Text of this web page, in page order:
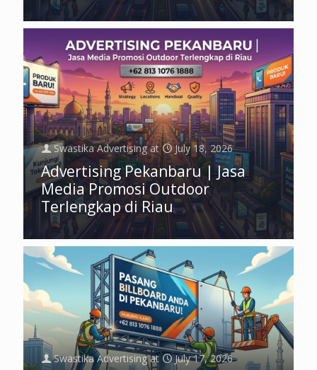
Swastika Advertising at July 18, 2026
Advertising Pekanbaru | Jasa
Media Promosi Outdoor
Terlengkap di Riau
Swastika Advertising at July 17, 2026